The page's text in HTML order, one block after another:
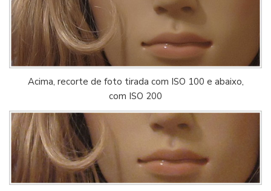
Acima, recorte de foto tirada com ISO 100 e abaixo,
com ISO 200